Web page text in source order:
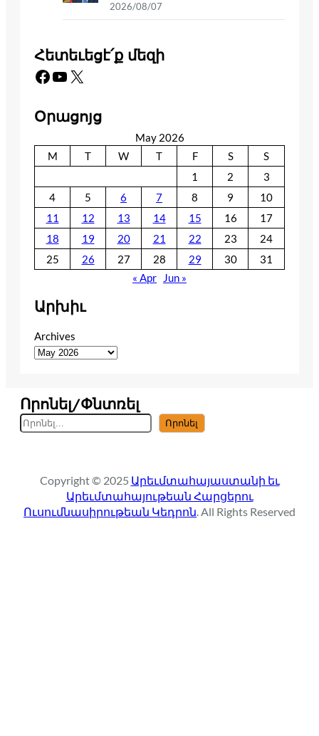
2026/08/07
Հետեւեցէ՛ք մեզի
Facebook YouTube X
Օրացոյց
May 2026
M
T W T F S
S
1
2
3
4
5 6 7 8 9
10
11
12 13 14 15 16
17
18
19 20 21 22 23
24
25
26 27 28 29 30
31
« Apr
Jun »
Արխիւ
Archives
Որոնել/Փնտռել
S
e
c
h
Որոնել
Copyright © 2025 Արեւմտահայաստանի եւ
Արեւմտահայութեան Հարցերու
Ուսումնասիրութեան Կեդրոն. All Rights Reserved